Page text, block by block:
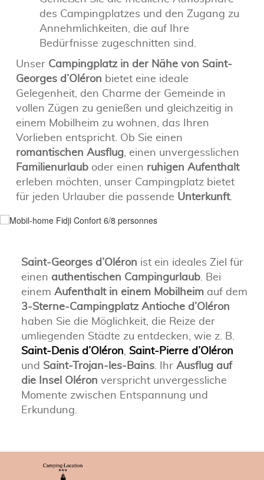
des Campingplatzes und den Zugang zu
Annehmlichkeiten, die auf Ihre
Bedürfnisse zugeschnitten sind.
Unser Campingplatz in der Nähe von Saint-
Georges d’Oléron bietet eine ideale
Gelegenheit, den Charme der Gemeinde in
vollen Zügen zu genießen und gleichzeitig in
einem Mobilheim zu wohnen, das Ihren
Vorlieben entspricht. Ob Sie einen
romantischen Ausflug, einen unvergesslichen
Familienurlauboder einen ruhigen Aufenthalt
erleben möchten, unser Campingplatz bietet
für jeden Urlauber die passende Unterkunft.
Saint-Georges d’Oléron ist ein ideales Ziel für
einen authentischen Campingurlaub. Bei
einem Aufenthalt in einem Mobilheimauf dem
3-Sterne-Campingplatz Antioche d’Oléron
haben Sie die Möglichkeit, die Reize der
umliegenden Städte zu entdecken, wie z. B.
Saint-Denis d’Oléron, Saint-Pierre d’Oléron
und Saint-Trojan-les-Bains. Ihr Ausflug auf
die Insel Oléron verspricht unvergessliche
Momente zwischen Entspannung und
Erkundung.